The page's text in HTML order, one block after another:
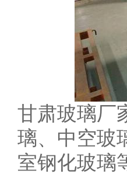
甘肃玻璃厂
璃、中空玻
室钢化玻璃